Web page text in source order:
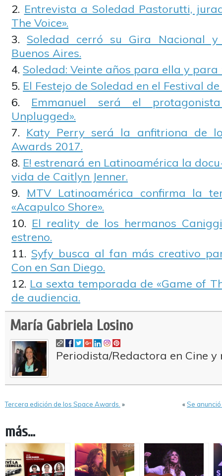
Entrevista a Soledad Pastorutti,
The Voice».
Soledad cerró su Gira Nacional
Buenos Aires.
Soledad: Veinte años para ella y para
El Festejo de Soledad en el Festival
Emmanuel será el
Unplugged».
Katy Perry será la anfitriona de
Awards 2017.
E! estrenará en Latinoamérica la
vida de Caitlyn Jenner.
MTV Latinoamérica confirma la
«Acapulco Shore».
El reality de los hermanos
estreno.
Syfy busca al fan más creativo
Con en San Diego.
La sexta temporada de «Game of
de audiencia.
María Gabriela Losino
Periodista/Redactora en Cine y
Tercera edición de los Space Awards. » «Se anunció
más...